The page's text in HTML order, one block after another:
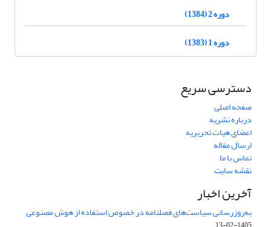
دوره 2 (1384)
دوره 1 (1383)
دسترسی سریع
صفحه اصلی
درباره نشریه
اعضای هیات تحریریه
ارسال مقاله
تماس با ما
نقشه سایت
آخرین اخبار
به‌روزرسانی سیاست‌های فصلنامه در خصوص استفاده از هوش مصنوعی